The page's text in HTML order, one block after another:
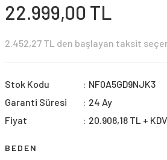
22.999,00 TL
2.452,27 TL den başlayan taksit
Stok Kodu
NF0A5GD9NJK3
Garanti Süresi
24 Ay
Fiyat
20.908,18 TL + KDV
BEDEN